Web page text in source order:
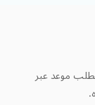
موعد عبر